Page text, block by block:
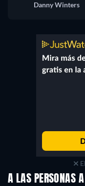
Danny Winters
A LAS PERSONAS